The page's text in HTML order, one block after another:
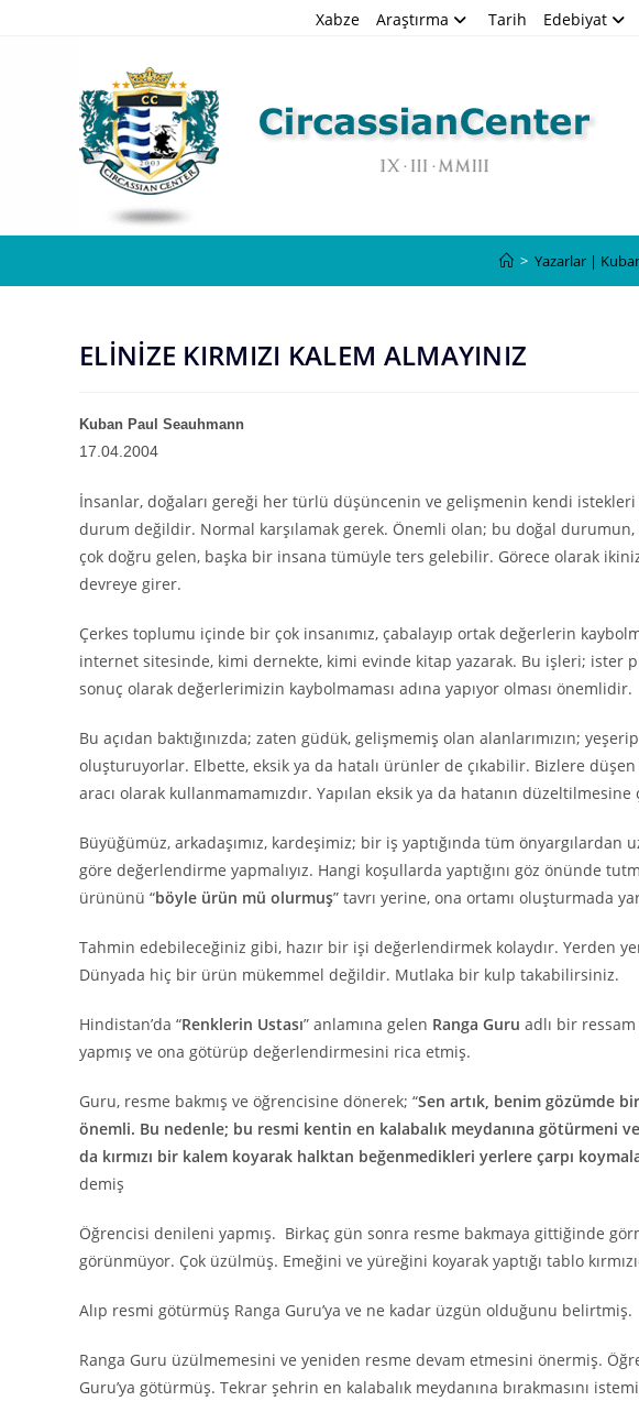
Xabze Araştırma Tarih Edebiyat
> Yazarlar |
ELİNİZE KIRMIZI KALEM ALMAYINIZ
Kuban Paul Seauhmann
17.04.2004
İnsanlar, doğaları gereği her türlü düşüncenin ve gelişmenin kendi
durum değildir. Normal karşılamak gerek. Önemli olan; bu doğal
çok doğru gelen, başka bir insana tümüyle ters gelebilir. Görece olarak
devreye girer.
Çerkes toplumu içinde bir çok insanımız, çabalayıp ortak değerlerin
internet sitesinde, kimi dernekte, kimi evinde kitap yazarak. Bu işleri; ister
sonuç olarak değerlerimizin kaybolmaması adına yapıyor olması önemlidir.
Bu açıdan baktığınızda; zaten güdük, gelişmemiş olan alanlarımızın;
oluşturuyorlar. Elbette, eksik ya da hatalı ürünler de çıkabilir. Bizlere
aracı olarak kullanmamamızdır. Yapılan eksik ya da hatanın
Büyüğümüz, arkadaşımız, kardeşimiz; bir iş yaptığında tüm önyargılardan
göre değerlendirme yapmalıyız. Hangi koşullarda yaptığını göz önünde
ürününü “böyle ürün mü olurmuş” tavrı yerine, ona ortamı oluşturmada
Tahmin edebileceğiniz gibi, hazır bir işi değerlendirmek kolaydır. Yerden
Dünyada hiç bir ürün mükemmel değildir. Mutlaka bir kulp takabilirsiniz.
Hindistan’da “Renklerin Ustası” anlamına gelen Ranga Guru adlı bir
yapmış ve ona götürüp değerlendirmesini rica etmiş.
Guru, resme bakmış ve öğrencisine dönerek; “Sen artık, benim gözümde
önemli. Bu nedenle; bu resmi kentin en kalabalık meydanına götürmeni
da kırmızı bir kalem koyarak halktan beğenmedikleri yerlere çarpı
demiş
Öğrencisi denileni yapmış. Birkaç gün sonra resme bakmaya gittiğinde
görünmüyor. Çok üzülmüş. Emeğini ve yüreğini koyarak yaptığı tablo
Alıp resmi götürmüş Ranga Guru’ya ve ne kadar üzgün olduğunu belirtmiş.
Ranga Guru üzülmemesini ve yeniden resme devam etmesini önermiş.
Guru’ya götürmüş. Tekrar şehrin en kalabalık meydanına bırakmasını